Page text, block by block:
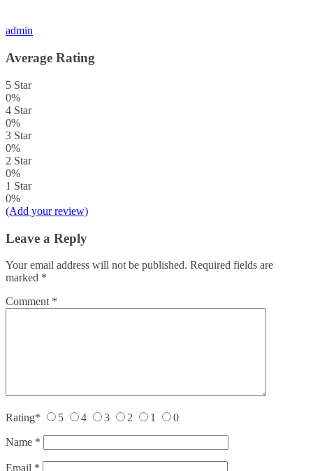
admin
Average Rating
5 Star
0%
4 Star
0%
3 Star
0%
2 Star
0%
1 Star
0%
(Add your review)
Leave a Reply
Your email address will not be published. Required fields are
marked *
Comment *
Rating* 5 4 3 2 1 0
Name *
Email *